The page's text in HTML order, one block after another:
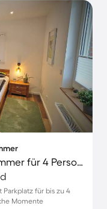
Ferienwohnung mit 1 Schlafzimmer für 4 Personen
für bis zu 4
Momente